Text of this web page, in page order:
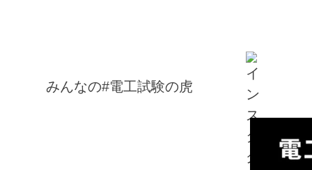
みんなの#電工試験の虎